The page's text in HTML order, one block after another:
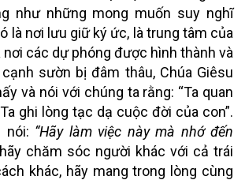
như những mong muốn suy nghĩ
là nơi lưu giữ ký ức, là trung tâm của
nơi các dự phóng được hình thành và
sườn bị đâm thâu, Chúa Giêsu
và nói với chúng ta rằng: “Ta quan
ghi lòng tạc dạ cuộc đời của con”.
nói: “Hãy làm việc này mà nhớ đến
chăm sóc người khác với cả trái
khác, hãy mang trong lòng cùng